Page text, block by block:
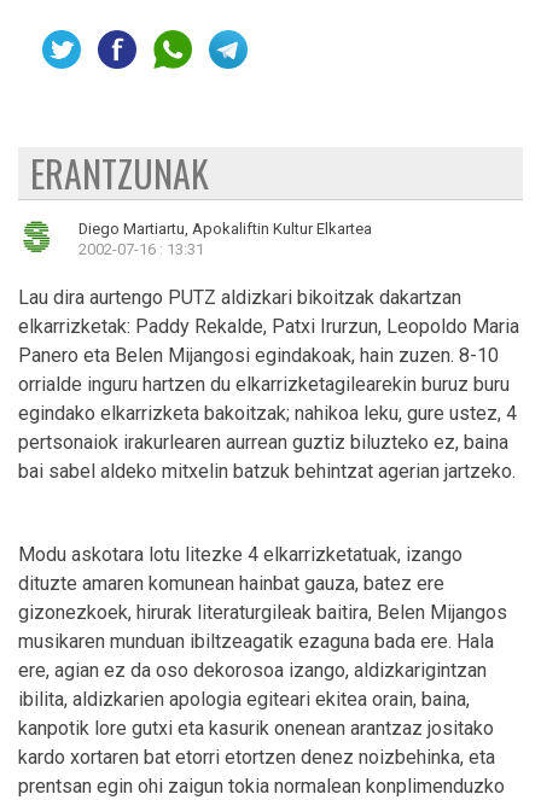
ERANTZUNAK
Diego Martiartu, Apokaliftin Kultur Elkartea
2002-07-16 : 13:31
Lau dira aurtengo PUTZ aldizkari bikoitzak dakartzan
elkarrizketak: Paddy Rekalde, Patxi Irurzun, Leopoldo Maria
Panero eta Belen Mijangosi egindakoak, hain zuzen. 8-10
orrialde inguru hartzen du elkarrizketagilearekin buruz buru
egindako elkarrizketa bakoitzak; nahikoa leku, gure ustez, 4
pertsonaiok irakurlearen aurrean guztiz biluzteko ez, baina
bai sabel aldeko mitxelin batzuk behintzat agerian jartzeko.
Modu askotara lotu litezke 4 elkarrizketatuak, izango
dituzte amaren komunean hainbat gauza, batez ere
gizonezkoek, hirurak literaturgileak baitira, Belen Mijangos
musikaren munduan ibiltzeagatik ezaguna bada ere. Hala
ere, agian ez da oso dekorosoa izango, aldizkarigintzan
ibilita, aldizkarien apologia egiteari ekitea orain, baina,
kanpotik lore gutxi eta kasurik onenean arantzaz jositako
kardo xortaren bat etorri etortzen denez noizbehinka, eta
prentsan egin ohi zaigun tokia normalean konplimenduzko